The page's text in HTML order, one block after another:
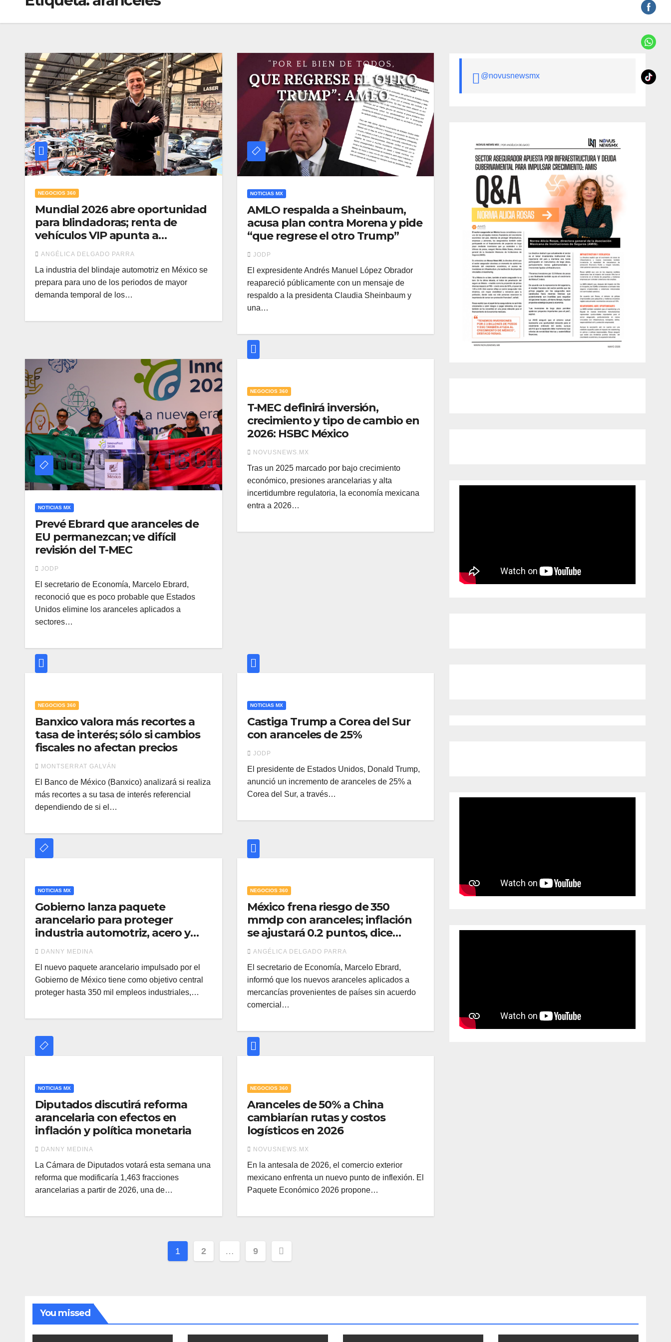
NEGOCIOS 360
Mundial 2026 abre oportunidad
para blindadoras; renta de
vehículos VIP apunta a
dispararse
ANGÉLICA DELGADO PARRA
La industria del blindaje automotriz en México se
prepara para uno de los periodos de mayor
demanda temporal de los…
NOTICIAS MX
AMLO respalda a Sheinbaum,
acusa plan contra Morena y pide
“que regrese el otro Trump”
JODP
El expresidente Andrés Manuel López Obrador
reapareció públicamente con un mensaje de
respaldo a la presidenta Claudia Sheinbaum y
una…
NOTICIAS MX
Prevé Ebrard que aranceles de
EU permanezcan; ve difícil
revisión del T-MEC
JODP
El secretario de Economía, Marcelo Ebrard,
reconoció que es poco probable que Estados
Unidos elimine los aranceles aplicados a
sectores…
NEGOCIOS 360
T-MEC definirá inversión,
crecimiento y tipo de cambio en
2026: HSBC México
NOVUSNEWS.MX
Tras un 2025 marcado por bajo crecimiento
económico, presiones arancelarias y alta
incertidumbre regulatoria, la economía mexicana
entra a 2026…
NEGOCIOS 360
Banxico valora más recortes a
tasa de interés; sólo si cambios
fiscales no afectan precios
MONTSERRAT GALVÁN
El Banco de México (Banxico) analizará si realiza
más recortes a su tasa de interés referencial
dependiendo de si el…
NOTICIAS MX
Castiga Trump a Corea del Sur
con aranceles de 25%
JODP
El presidente de Estados Unidos, Donald Trump,
anunció un incremento de aranceles de 25% a
Corea del Sur, a través…
NOTICIAS MX
Gobierno lanza paquete
arancelario para proteger
industria automotriz, acero y
textil
DANNY MEDINA
El nuevo paquete arancelario impulsado por el
Gobierno de México tiene como objetivo central
proteger hasta 350 mil empleos industriales,…
NEGOCIOS 360
México frena riesgo de 350
mmdp con aranceles; inflación
se ajustará 0.2 puntos, dice
Ebrard
ANGÉLICA DELGADO PARRA
El secretario de Economía, Marcelo Ebrard,
informó que los nuevos aranceles aplicados a
mercancías provenientes de países sin acuerdo
comercial…
NOTICIAS MX
Diputados discutirá reforma
arancelaria con efectos en
inflación y política monetaria
DANNY MEDINA
La Cámara de Diputados votará esta semana una
reforma que modificaría 1,463 fracciones
arancelarias a partir de 2026, una de…
NEGOCIOS 360
Aranceles de 50% a China
cambiarían rutas y costos
logísticos en 2026
NOVUSNEWS.MX
En la antesala de 2026, el comercio exterior
mexicano enfrenta un nuevo punto de inflexión. El
Paquete Económico 2026 propone…
Paginación
1 2 … 9
@novusnewsmx
You missed